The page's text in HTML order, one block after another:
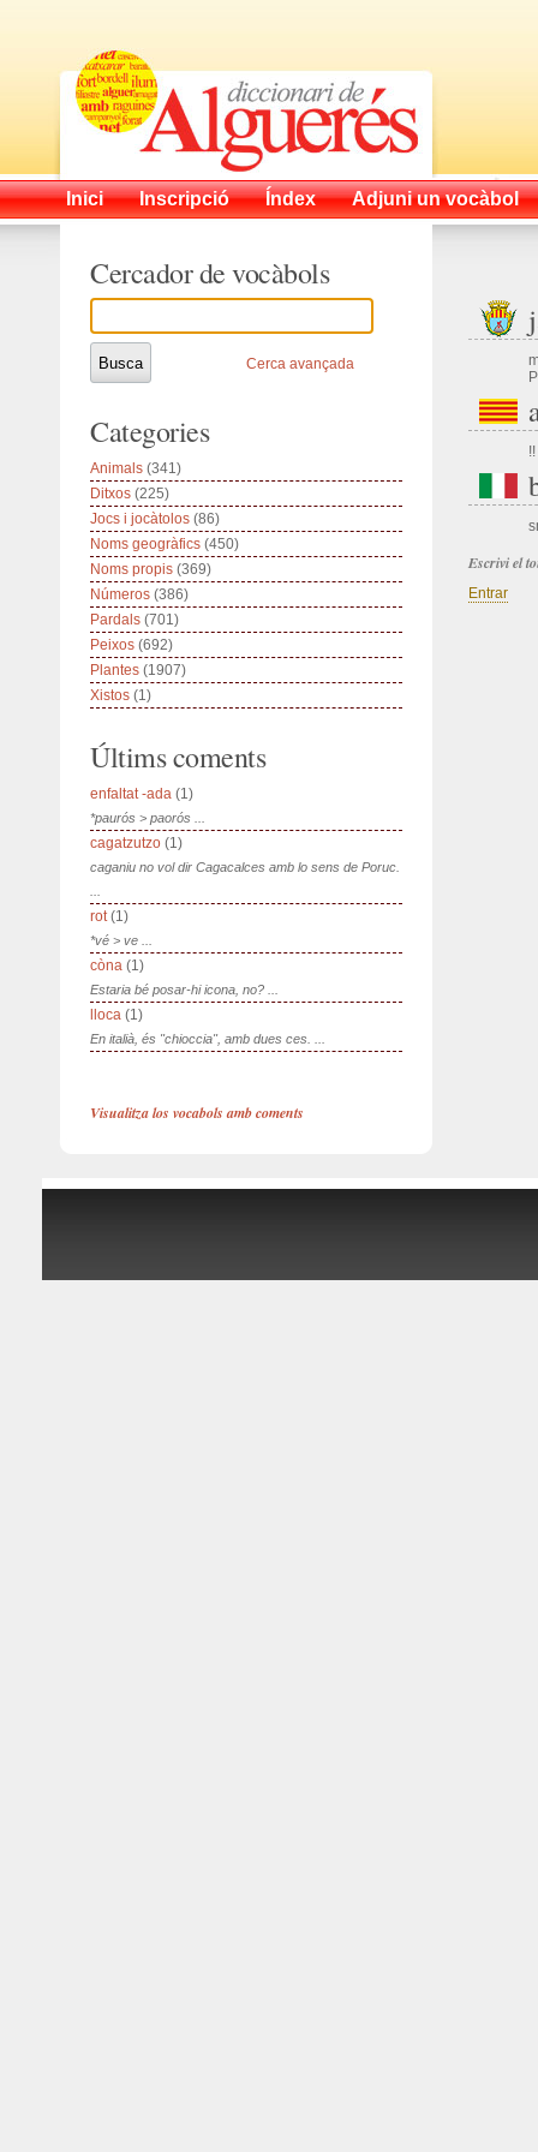
Inici Inscripció Índex Adjuni un vocàbol
!!
Escrivi el
Entrar
Cercador de vocàbols
Cerca avançada
Categories
Animals (341)
Ditxos (225)
Jocs i jocàtolos (86)
Noms geogràfics (450)
Noms propis (369)
Números (386)
Pardals (701)
Peixos (692)
Plantes (1907)
Xistos (1)
Últims coments
enfaltat -ada (1)
*paurós > paorós ...
cagatzutzo (1)
caganiu no vol dir Cagacalces amb lo sens de Poruc.
rot(1)
*vé > ve ...
còna (1)
Estaria bé posar-hi icona, no? ...
lloca (1)
En italià, és "chioccia", amb dues ces. ...
Visualitza los vocabols amb coments